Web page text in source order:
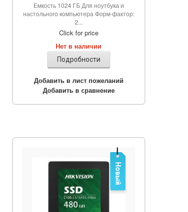
Емкость 1024 ГБ Для ноутбука и
настольного компьютера Форм-фактор:
2...
Click for price
Нет в наличии
Подробности
Добавить в лист пожеланий
Добавить в сравнение
Новый